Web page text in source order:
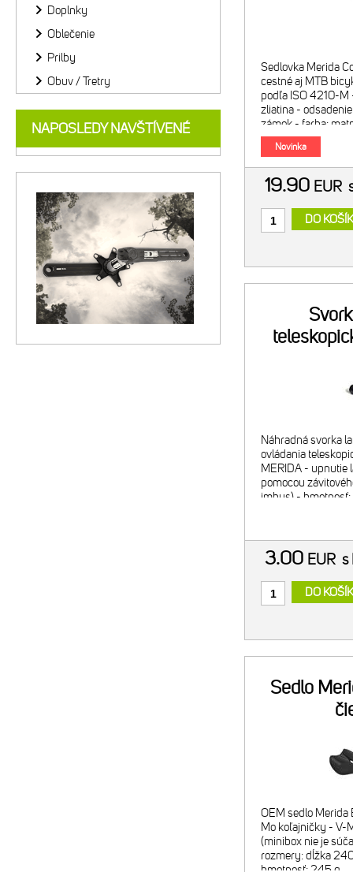
Sedlovka Merida
cestné aj MTB
podľa ISO 4210-M
zliatina -
zámok - farba:
- vonkajší
mm -Novinka
19.90 EUR
DO
Náhradná svorka
ovládania
MERIDA - upnutie
pomocou
imbus) - hmotnosť:
3.00 EUR s
DO
Sedlo
OEM sedlo Merida
Mo koľajničky - V-
(minibox nie je
rozmery: dĺžka
Doplnky
Oblečenie
Prilby
Obuv / Tretry
NAPOSLEDY NAVŠTÍVENÉ